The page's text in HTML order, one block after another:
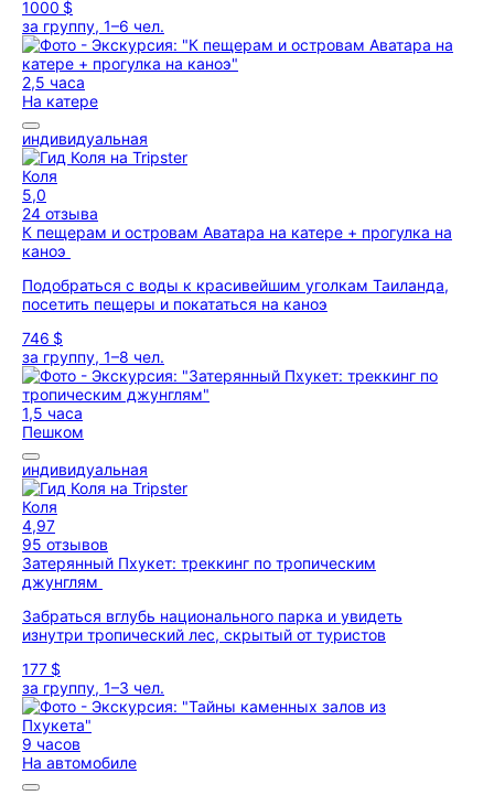
1000 $
за группу, 1–6 чел.
2,5 часа
На катере
индивидуальная
Коля
5,0
24 отзыва
К пещерам и островам Аватара на катере + прогулка на
каноэ
Подобраться с воды к красивейшим уголкам Таиланда,
посетить пещеры и покататься на каноэ
746 $
за группу, 1–8 чел.
1,5 часа
Пешком
индивидуальная
Коля
4,97
95 отзывов
Затерянный Пхукет: треккинг по тропическим
джунглям
Забраться вглубь национального парка и увидеть
изнутри тропический лес, скрытый от туристов
177 $
за группу, 1–3 чел.
9 часов
На автомобиле